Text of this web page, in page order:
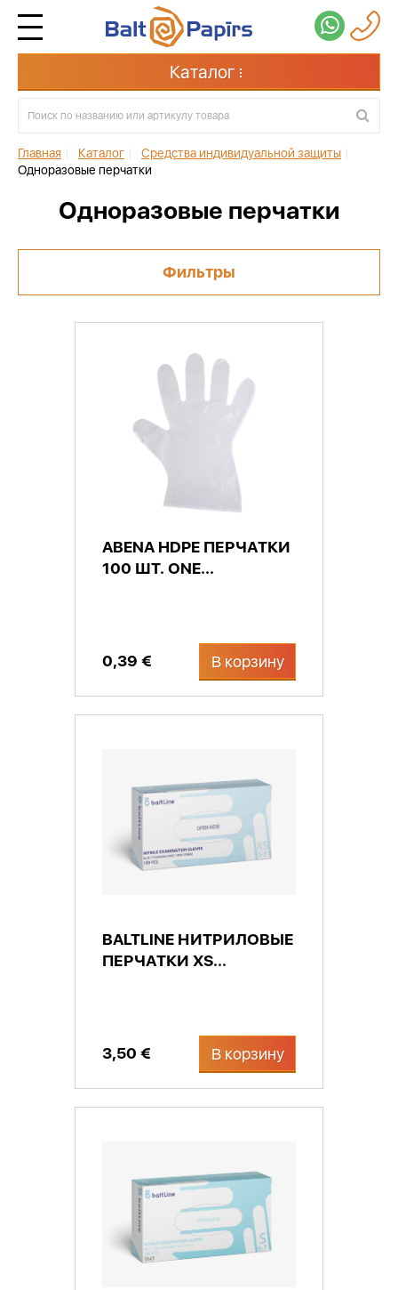
Каталог
Главная Каталог Средства индивидуальной защиты
Одноразовые перчатки
Одноразовые перчатки
Фильтры
ABENA HDPE ПЕРЧАТКИ
100 ШТ. ОNE...
0,39 € В корзину
BALTLINE НИТРИЛОВЫЕ
ПЕРЧАТКИ XS...
3,50 € В корзину